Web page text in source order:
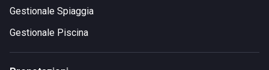
Gestionale Spiaggia
Gestionale Piscina